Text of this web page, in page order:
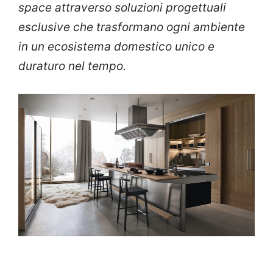
space attraverso soluzioni progettuali
esclusive che trasformano ogni ambiente
in un ecosistema domestico unico e
duraturo nel tempo.